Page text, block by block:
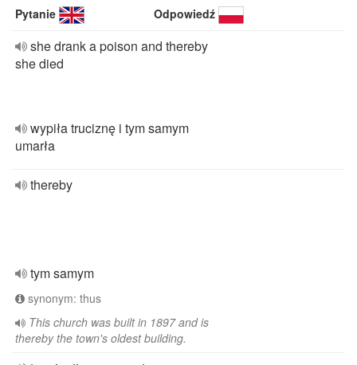
Pytanie Odpowiedź
she drank a poison and thereby
she died
wypiła truciznę i tym samym
umarła
thereby
tym samym
synonym: thus
This church was built in 1897 and is
thereby the town's oldest building.